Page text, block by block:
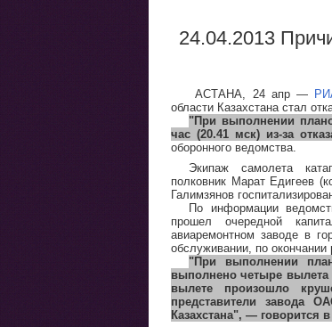
24.04.2013
АСТАНА, 24 апр —
области Казахстана стал
"При выполнении
час (20.41 мск) из-за
оборонного ведомства.
Экипаж самолета
полковник Марат Едигеев
Галимзянов
По информации
прошел очередной
авиаремонтном заводе в
обслуживании, по окончании
"При выполнении
выполнено четыре
вылете произошло
представители завода
Казахстана", — говорится